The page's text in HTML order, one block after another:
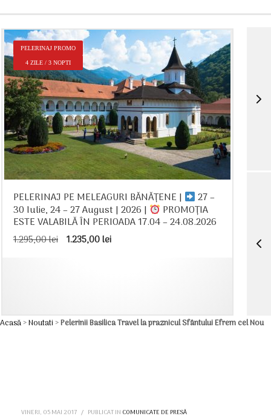
PELERINAJ PROMO
4 ZILE / 3 NOPTI
PELERINAJ PE MELEAGURI BĂNĂȚENE | 27 –
30 Iulie, 24 – 27 August | 2026 | PROMOȚIA
ESTE VALABILĂ ÎN PERIOADA 17.04 – 24.08.2026
1.295,00lei Prețul
1.235,00leiPrețul
Acasă>Noutati>Pelerinii Basilica Travel la praznicul Sfântului Efrem cel Nou
VINERI, 05 MAI 2017 / PUBLICAT IN COMUNICATE DE PRESĂ